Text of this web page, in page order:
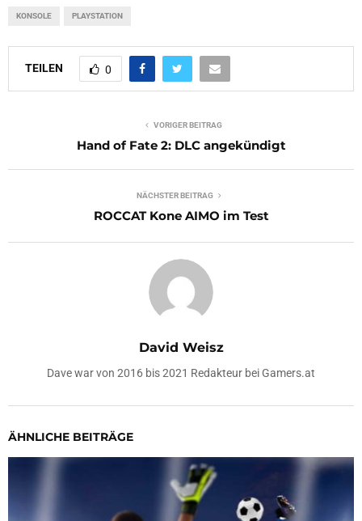
KONSOLE PLAYSTATION
TEILEN 0
VORIGER BEITRAG
Hand of Fate 2: DLC angekündigt
NÄCHSTER BEITRAG
ROCCAT Kone AIMO im Test
David Weisz
Dave war von 2016 bis 2021 Redakteur bei Gamers.at
ÄHNLICHE BEITRÄGE